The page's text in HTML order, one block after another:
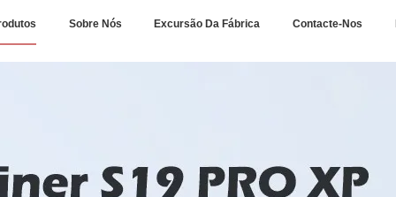
Sobre Nós Excursão Da Fábrica Contacte-Nos